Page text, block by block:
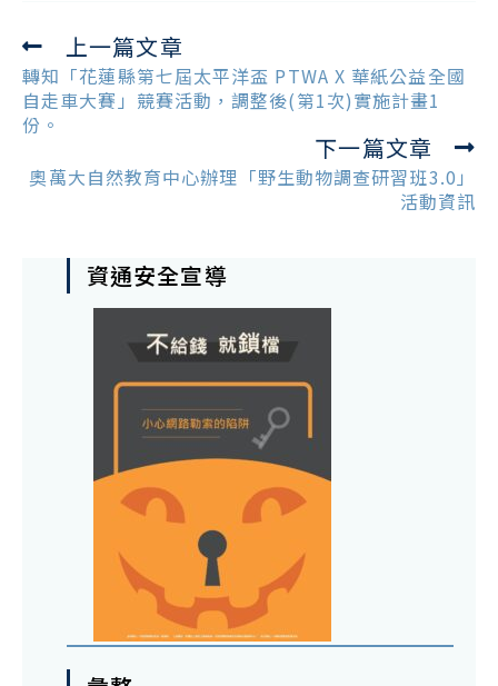
Read
more
articles
上一篇文章
轉知「花蓮縣第七屆太平洋盃 PTWA X 華紙公益全國
自走車大賽」競賽活動，調整後(第1次)實施計畫1
份。
下一篇文章
奧萬大自然教育中心辦理「野生動物調查研習班3.0」
活動資訊
資通安全宣導